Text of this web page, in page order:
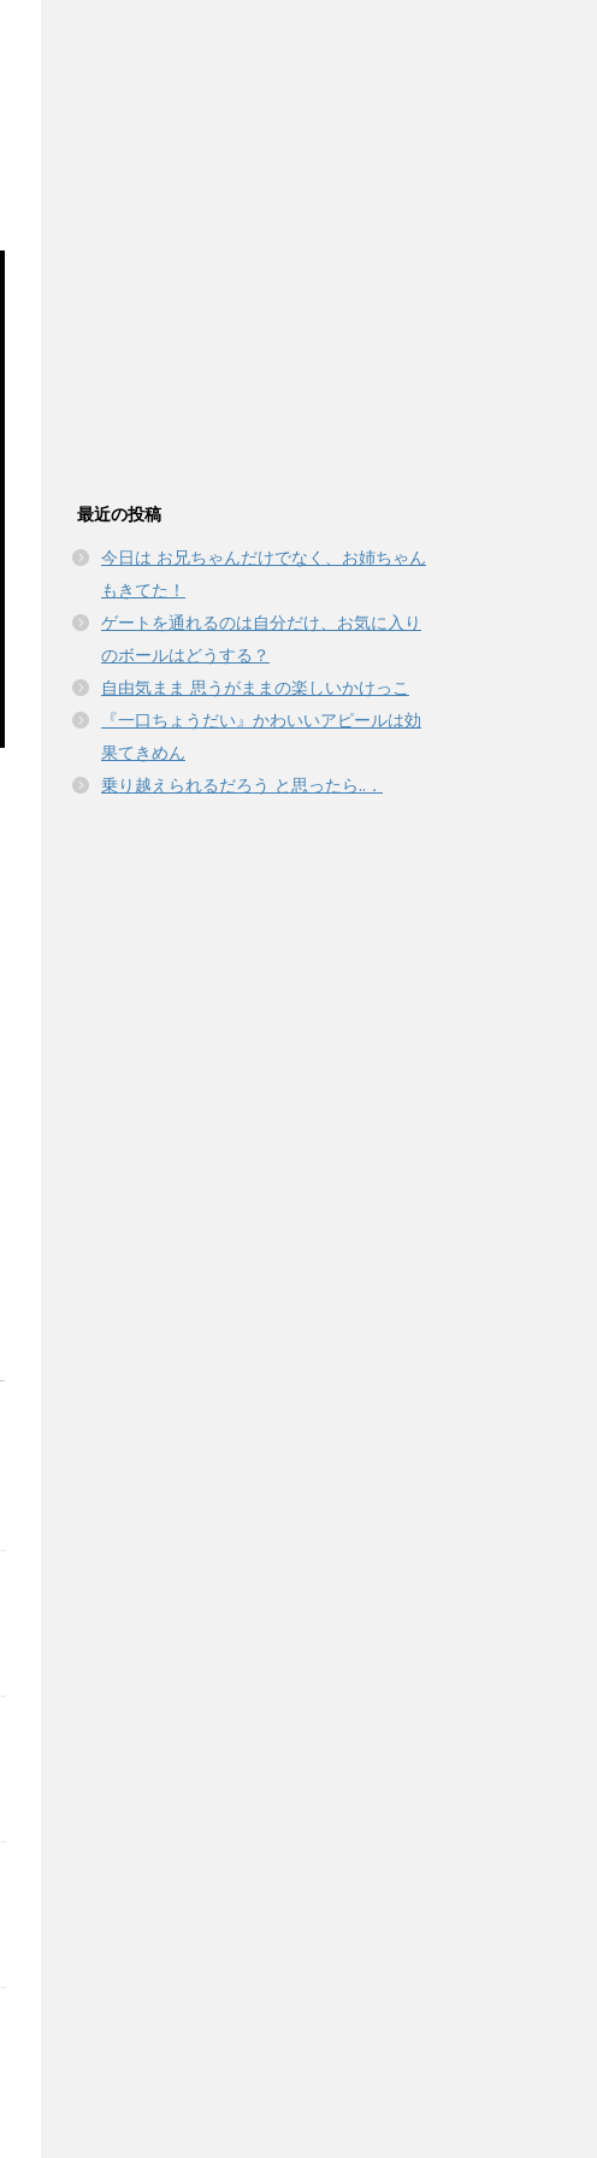
最近の投稿
今日は お兄ちゃんだけでなく、お姉ちゃん
もきてた！
ゲートを通れるのは自分だけ、お気に入り
のボールはどうする？
自由気まま 思うがままの楽しいかけっこ
『一口ちょうだい』かわいいアピールは効
果てきめん
乗り越えられるだろう と思ったら..．